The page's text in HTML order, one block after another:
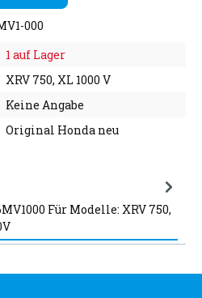
000
1 auf Lager
XRV 750, XL 1000 V
Keine Angabe
Original Honda neu
Für Modelle: XRV 750,